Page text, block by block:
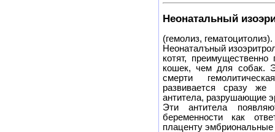
Неонатальный
(гемолиз, гематоцитолиз).
Неонаталъный
котят,
кошек, чем для собак.
смерти
развивается сразу же
антитела, разрушающие
Эти антитела
беременности как
плаценту